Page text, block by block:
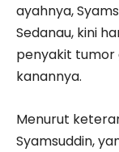
ayahnya,
Sedanau, kini
penyakit tumor
kanannya.
Menurut
Syamsuddin,